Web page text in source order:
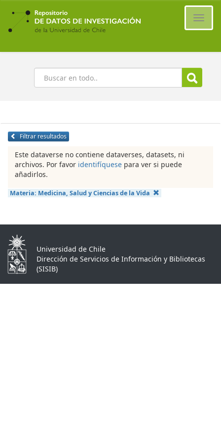
Ir
contenido
principal
Buscar
Filtrar resultados
Este dataverse no contiene dataverses, datasets, ni
archivos. Por favor identifíquese para ver si puede
añadirlos.
Materia: Medicina, Salud y Ciencias de la Vida
Universidad de Chile
Dirección de Servicios de Información y Bibliotecas
(SISIB)